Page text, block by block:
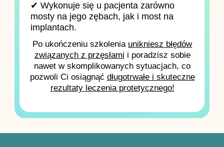
Po ukończeniu szkolenia unikniesz błędów
związanych z przęsłami i poradzisz sobie
nawet w skomplikowanych sytuacjach, co
pozwoli Ci osiągnąć długotrwałe i skuteczne
rezultaty leczenia protetycznego!
✔ Wykonuje się u pacjenta zarówno
mosty na jego zębach, jak i most na
implantach.